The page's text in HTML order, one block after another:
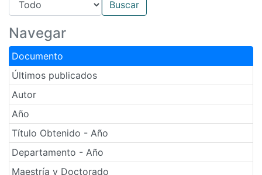
Navegar
Documento
Últimos publicados
Autor
Año
Título Obtenido - Año
Departamento - Año
Maestría y Doctorado